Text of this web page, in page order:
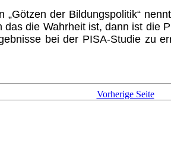
der Bildungspolitik“
das die Wahrheit ist, dann ist die
bei der PISA-Studie zu
Vorherige Seite